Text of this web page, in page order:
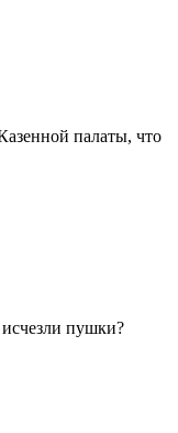
палаты, что
пушки?